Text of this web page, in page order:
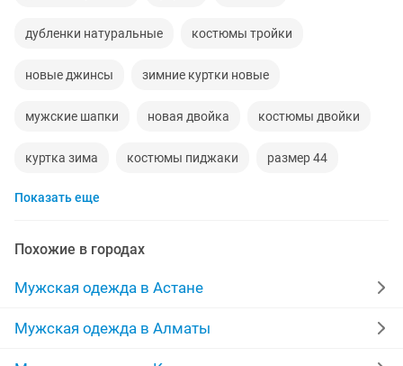
дубленки натуральные костюмы тройки
новые джинсы зимние куртки новые
мужские шапки новая двойка костюмы двойки
куртка зима костюмы пиджаки размер 44
новые халаты
48 50 размер норковая
мужской спортивный кимано
Показать еще
Похожие в городах
Мужская одежда в Астане
Мужская одежда в Алматы